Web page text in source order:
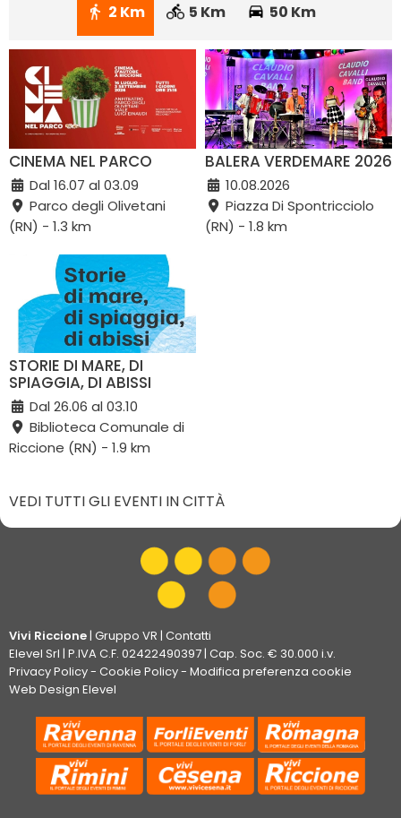
2 Km 5 Km 50 Km
CINEMA NEL PARCO
Dal 16.07 al 03.09
Parco degli Olivetani
(RN) - 1.3 km
BALERA VERDEMARE 2026
10.08.2026
Piazza Di Spontricciolo
(RN) - 1.8 km
STORIE DI MARE, DI
SPIAGGIA, DI ABISSI
Dal 26.06 al 03.10
Biblioteca Comunale di
Riccione (RN) - 1.9 km
VEDI TUTTI GLI EVENTI IN CITTÀ
Vivi Riccione| Gruppo VR | Contatti
Elevel Srl | P.IVA C.F. 02422490397 | Cap. Soc. € 30.000 i.v.
Privacy Policy- Cookie Policy- Modifica preferenza cookie
Web Design Elevel